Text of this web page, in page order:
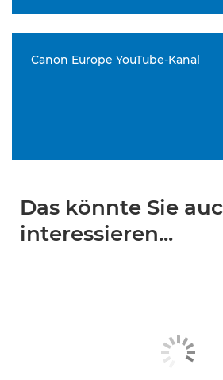
Canon Europe YouTube-Kanal
Das könnte Sie
interessieren...